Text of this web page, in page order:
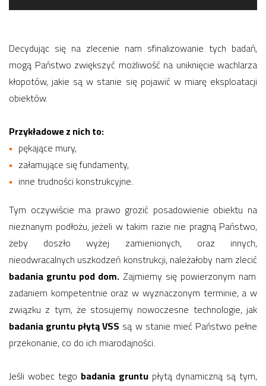
Decydując się na zlecenie nam sfinalizowanie tych badań,
mogą Państwo zwiększyć możliwość na uniknięcie wachlarza
kłopotów, jakie są w stanie się pojawić w miarę eksploatacji
obiektów.
Przykładowe z nich to:
pękające mury,
załamujące się fundamenty,
inne trudności konstrukcyjne.
Tym oczywiście ma prawo grozić posadowienie obiektu na
nieznanym podłożu, jeżeli w takim razie nie pragną Państwo,
żeby doszło wyżej zamienionych, oraz innych,
nieodwracalnych uszkodzeń konstrukcji, należałoby nam zlecić
badania gruntu pod dom. Zajmiemy się powierzonym nam
zadaniem kompetentnie oraz w wyznaczonym terminie, a w
związku z tym, że stosujemy nowoczesne technologie, jak
badania gruntu płytą VSS są w stanie mieć Państwo pełne
przekonanie, co do ich miarodajności.
Jeśli wobec tego badania gruntupłytą dynamiczną są tym,